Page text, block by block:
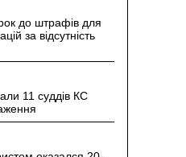
до штрафів для
за відсутність
11 суддів КС